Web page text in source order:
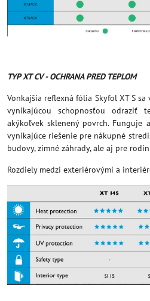
TYP XT CV - OCHRANA PRED TEPLOM
Vonkajšia reflexná fólia Skyfol XT S
vynikajúcou schopnosťou
akýkoľvek sklenený povrch. Funguje
vynikajúce riešenie pre nákupné
budovy, zimné záhrady, ale aj pre
Rozdiely medzi exteriérovými a